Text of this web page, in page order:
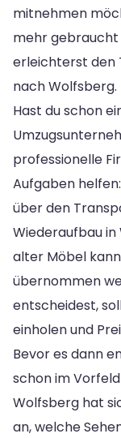
mitnehmen
mehr gebraucht
erleichterst den
nach Wolfsberg.
Hast du schon
professionelle
Aufgaben
über den
Wiederaufbau in
alter Möbel
übernommen
entscheidest,
einholen und
Bevor es dann
schon im
Wolfsberg hat
an, welche